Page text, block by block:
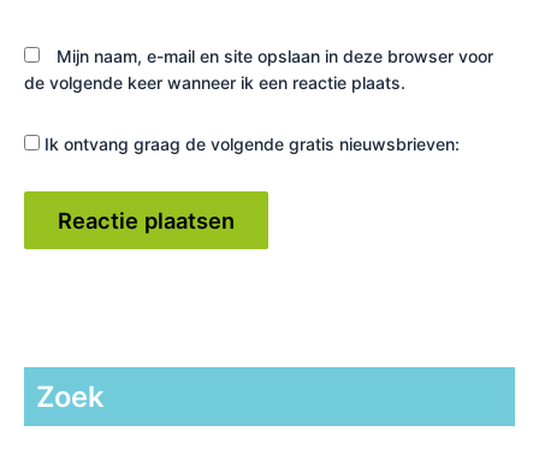
Mijn naam, e-mail en site opslaan in deze browser voor
de volgende keer wanneer ik een reactie plaats.
Ik ontvang graag de volgende gratis nieuwsbrieven:
Zoek